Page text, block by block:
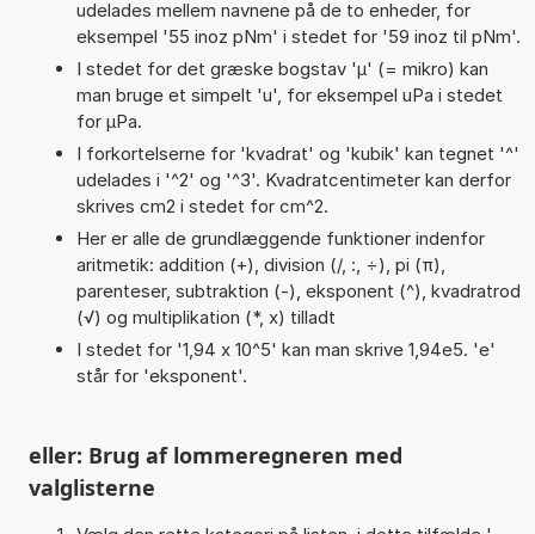
udelades mellem navnene på de to enheder, for
eksempel '55 inoz pNm' i stedet for '59 inoz til pNm'.
I stedet for det græske bogstav 'µ' (= mikro) kan
man bruge et simpelt 'u', for eksempel uPa i stedet
for µPa.
I forkortelserne for 'kvadrat' og 'kubik' kan tegnet '^'
udelades i '^2' og '^3'. Kvadratcentimeter kan derfor
skrives cm2 i stedet for cm^2.
Her er alle de grundlæggende funktioner indenfor
aritmetik: addition (+), division (/, :, ÷), pi (π),
parenteser, subtraktion (-), eksponent (^), kvadratrod
(√) og multiplikation (*, x) tilladt
I stedet for '1,94 x 10^5' kan man skrive 1,94e5. 'e'
står for 'eksponent'.
eller: Brug af lommeregneren med
valglisterne